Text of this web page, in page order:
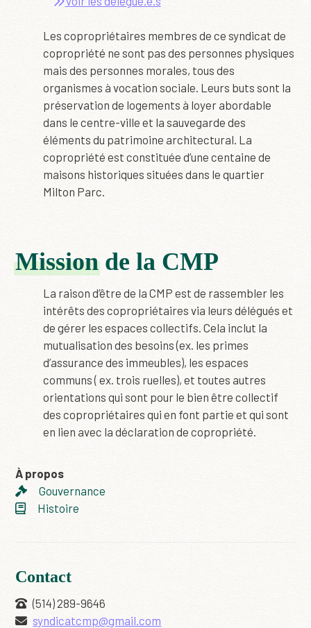
Les copropriétaires membres de ce syndicat de
copropriété ne sont pas des personnes physiques
mais des personnes morales, tous des
organismes à vocation sociale. Leurs buts sont la
préservation de logements à loyer abordable
dans le centre-ville et la sauvegarde des
éléments du patrimoine architectural. La
copropriété est constituée d’une centaine de
maisons historiques situées dans le quartier
Milton Parc.
Missionde la CMP
La raison d’être de la CMP est de rassembler les
intérêts des copropriétaires via leurs délégués et
de gérer les espaces collectifs. Cela inclut la
mutualisation des besoins (ex. les primes
d’assurance des immeubles), les espaces
communs ( ex. trois ruelles), et toutes autres
orientations qui sont pour le bien être collectif
des copropriétaires qui en font partie et qui sont
en lien avec la déclaration de copropriété.
À propos
Gouvernance
Histoire
Contact
(514) 289-9646
syndicatcmp@gmail.com